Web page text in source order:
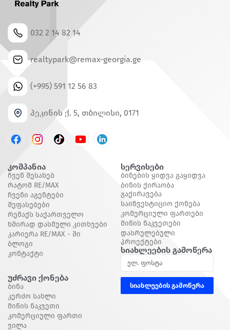
032 2 14 82 14
realtypark@remax-georgia.ge
(+995) 591 12 56 83
პეკინის ქ. 5, თბილისი, 0171
კომპანია
Ჩვენ Შესახებ
Რატომ RE/MAX
Ჩვენი Აგენტები
Შეფასებები
Რემაქს Საქართველო
Ხშირად Დასმული Კითხვები
Კარიერა RE/MAX - Ში
Ბლოგი
Კონტაქტი
Უძრავი Ქონება
Ბინა
Კერძო Სახლი
Მიწის Ნაკვეთი
Კომერციული Ფართი
Ვილა
Სერვისები
Ბინების Ყიდვა Გაყიდვა
Ბინის Ქირაობა
Გაქირავება
Საინვესტიციო Ქონება
Კომერციული Ფართები
Მიწის Ნაკვეთები
Დასრულებული
Პროექტები
Სიახლეების Გამოწერა
სიახლეების გამოწერა